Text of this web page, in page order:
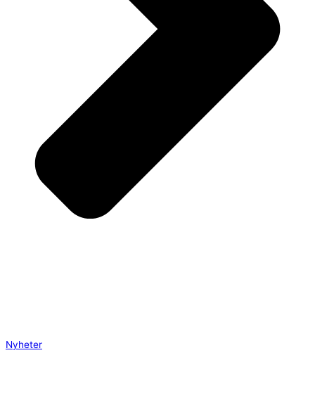
Nyheter